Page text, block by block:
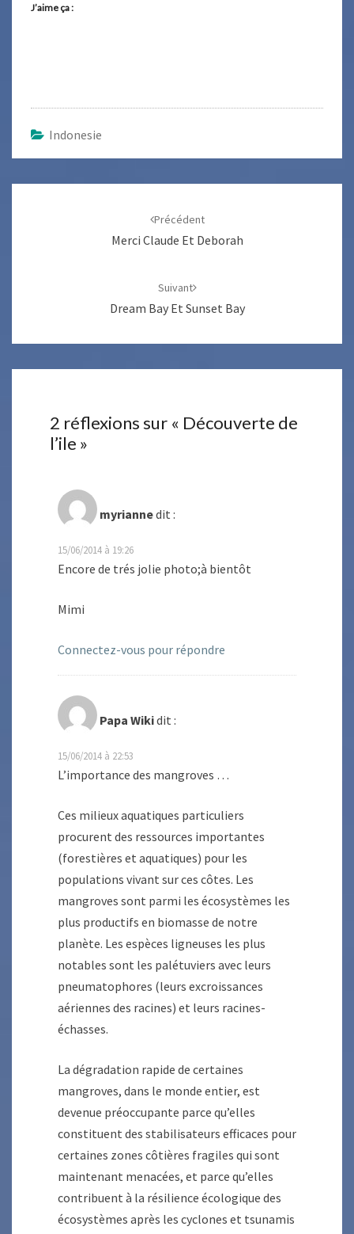
J’aime ça :
Indonesie
Précédent
Merci Claude Et Deborah
Suivant
Dream Bay Et Sunset Bay
2 réflexions sur « Découverte de
l’ile »
myriannedit :
15/06/2014 à 19:26
Encore de trés jolie photo;à bientôt
Mimi
Connectez-vous pour répondre
Papa Wikidit :
15/06/2014 à 22:53
L’importance des mangroves …
Ces milieux aquatiques particuliers
procurent des ressources importantes
(forestières et aquatiques) pour les
populations vivant sur ces côtes. Les
mangroves sont parmi les écosystèmes les
plus productifs en biomasse de notre
planète. Les espèces ligneuses les plus
notables sont les palétuviers avec leurs
pneumatophores (leurs excroissances
aériennes des racines) et leurs racines-
échasses.
La dégradation rapide de certaines
mangroves, dans le monde entier, est
devenue préoccupante parce qu’elles
constituent des stabilisateurs efficaces pour
certaines zones côtières fragiles qui sont
maintenant menacées, et parce qu’elles
contribuent à la résilience écologique des
écosystèmes après les cyclones et tsunamis